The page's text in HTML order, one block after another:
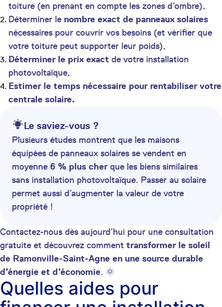
toiture (en prenant en compte les zones d’ombre),
Déterminer le nombre exact de panneaux solaires
nécessaires pour couvrir vos besoins (et vérifier que
votre toiture peut supporter leur poids),
Déterminer le prix exact de votre installation
photovoltaïque,
Estimer le temps nécessaire pour rentabiliser votre
centrale solaire.
Le saviez-vous ?
Plusieurs études montrent que les maisons
équipées de panneaux solaires se vendent en
moyenne 6 % plus cher que les biens similaires
sans installation photovoltaïque. Passer au solaire
permet aussi d’augmenter la valeur de votre
propriété !
Contactez-nous dès aujourd’hui pour une consultation
gratuite et découvrez comment transformer le soleil
de Ramonville-Saint-Agne en une source durable
d’énergie et d’économie. 🌞
Quelles aides pour